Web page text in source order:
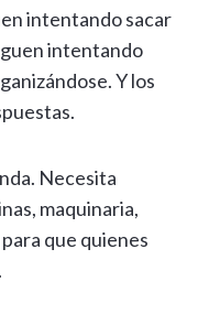
intentando sacar
intentando
Y los
Necesita
maquinaria,
que quienes